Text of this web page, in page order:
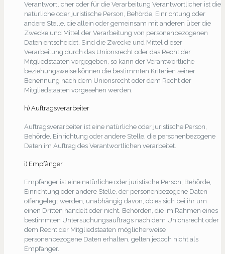
Verantwortlicher oder für die Verarbeitung Verantwortlicher ist die
natürliche oder juristische Person, Behörde, Einrichtung oder
andere Stelle, die allein oder gemeinsam mit anderen über die
Zwecke und Mittel der Verarbeitung von personenbezogenen
Daten entscheidet. Sind die Zwecke und Mittel dieser
Verarbeitung durch das Unionsrecht oder das Recht der
Mitgliedstaaten vorgegeben, so kann der Verantwortliche
beziehungsweise können die bestimmten Kriterien seiner
Benennung nach dem Unionsrecht oder dem Recht der
Mitgliedstaaten vorgesehen werden.
h) Auftragsverarbeiter
Auftragsverarbeiter ist eine natürliche oder juristische Person,
Behörde, Einrichtung oder andere Stelle, die personenbezogene
Daten im Auftrag des Verantwortlichen verarbeitet.
i) Empfänger
Empfänger ist eine natürliche oder juristische Person, Behörde,
Einrichtung oder andere Stelle, der personenbezogene Daten
offengelegt werden, unabhängig davon, ob es sich bei ihr um
einen Dritten handelt oder nicht. Behörden, die im Rahmen eines
bestimmten Untersuchungsauftrags nach dem Unionsrecht oder
dem Recht der Mitgliedstaaten möglicherweise
personenbezogene Daten erhalten, gelten jedoch nicht als
Empfänger.